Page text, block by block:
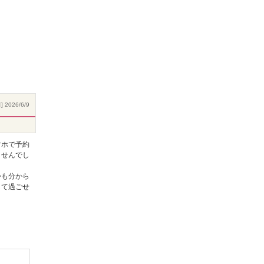
] 2026/6/9
で予約
んでし
分から
過ごせ